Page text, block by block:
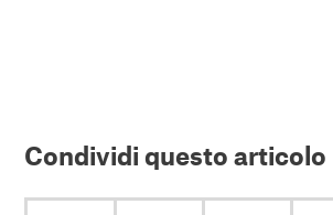
Condividi questo articolo